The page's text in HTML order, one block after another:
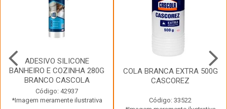
ADESIVO SILICONE
BANHEIRO E COZINHA 280G
BRANCO CASCOLA
Código: 42937
*Imagem meramente ilustrativa
COLA BRANCA EXTRA 500G
CASCOREZ
Código: 33522